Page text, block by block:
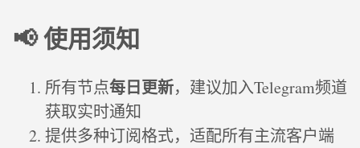
📢 使用须知
所有节点每日更新，建议加入Telegram频道
获取实时通知
提供多种订阅格式，适配所有主流客户端